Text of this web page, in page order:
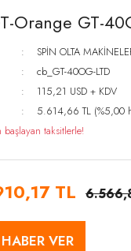
Orange GT-
SPİN OLTA
cb_GT-40OG-LTD
115,21 USD + KDV
5.614,66 TL (%5,00
taksitlerle!
TL
VER